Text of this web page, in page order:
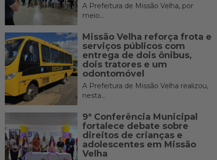
A Prefeitura de Missão Velha, por
meio...
Missão Velha reforça frota e
serviços públicos com
entrega de dois ônibus,
dois tratores e um
odontomóvel
A Prefeitura de Missão Velha realizou,
nesta...
9ª Conferência Municipal
fortalece debate sobre
direitos de crianças e
adolescentes em Missão
Velha